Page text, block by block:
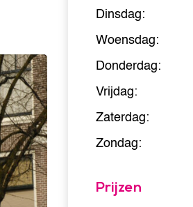
Dinsdag:
Woensdag:
Donderdag:
Vrijdag:
Zaterdag:
Zondag:
Prijzen